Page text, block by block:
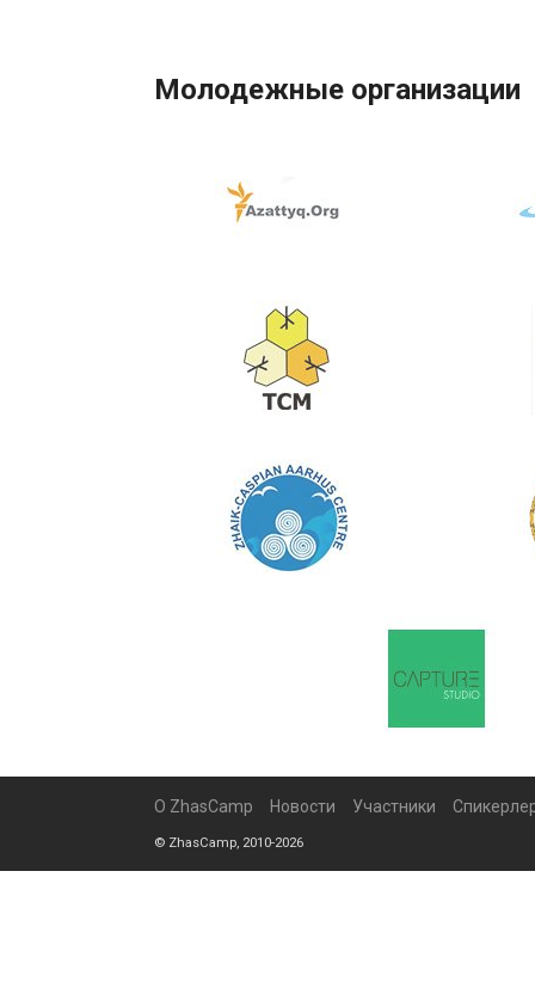
Молодежные организации
О ZhasCamp Новости Участники
© ZhasCamp, 2010-2026